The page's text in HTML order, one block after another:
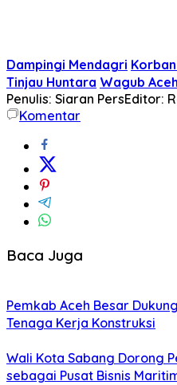
Dampingi Mendagri
Tinjau Huntara Wagub Aceh
Penulis: Siaran PersEditor:
Komentar
Baca Juga
Pemkab Aceh Besar
Tenaga Kerja Konstruksi
Wali Kota Sabang Dorong
sebagai Pusat Bisnis